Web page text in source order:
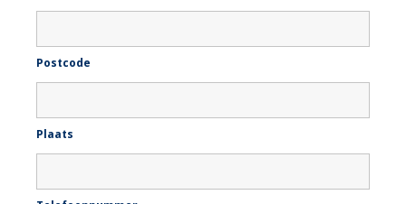
Postcode
Plaats